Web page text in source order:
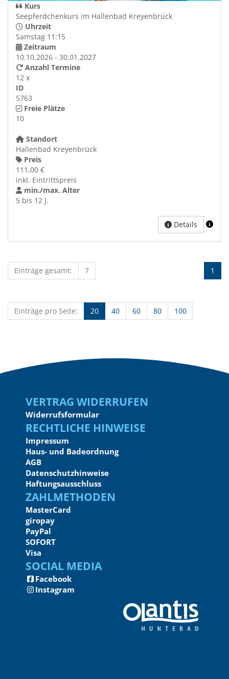
Kurs
Seepferdchenkurs im Hallenbad Kreyenbrück
Uhrzeit
Samstag 11:15
Zeitraum
10.10.2026 - 30.01.2027
Anzahl Termine
12 x
ID
5763
Freie Plätze
10
Standort
Hallenbad Kreyenbrück
Preis
111,00 €
inkl. Eintrittspreis
min./max. Alter
5 bis 12 J.
Details
1
Einträge gesamt: 7
Einträge pro Seite: 20 40 60 80 100
Vertrag widerrufen
Widerrufsformular
Rechtliche Hinweise
Impressum
Haus- und Badeordnung
AGB
Datenschutzhinweise
Haftungsausschluss
Zahlmethoden
MasterCard
giropay
PayPal
SOFORT
Visa
Social Media
Facebook
Instagram